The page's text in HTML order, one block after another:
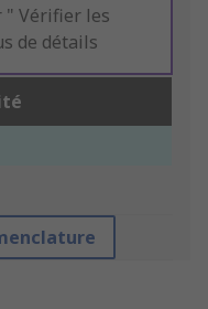
" Vérifier les
de détails